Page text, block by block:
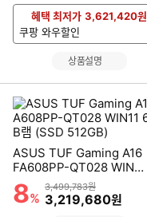
혜택 최저가 3,621,420원
쿠팡 와우할인
상품설명
ASUS TUF Gaming A16
FA608PP-QT028 WIN11
64GB램 (SSD 512GB)
할인률
8%
상품금액
3,499,783원
할인금액
3,219,680원